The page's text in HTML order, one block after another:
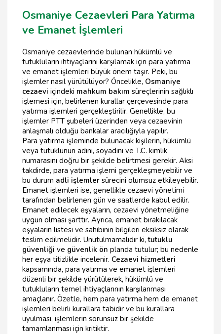
Osmaniye Cezaevleri Para Yatırma
ve Emanet İşlemleri
Osmaniye cezaevlerinde bulunan hükümlü ve
tutukluların ihtiyaçlarını karşılamak için para yatırma
ve emanet işlemleri büyük önem taşır. Peki, bu
işlemler nasıl yürütülüyor? Öncelikle, Osmaniye
cezaevi içindeki mahkum bakım süreçlerinin sağlıklı
işlemesi için, belirlenen kurallar çerçevesinde para
yatırma işlemleri gerçekleştirilir. Genellikle, bu
işlemler PTT şubeleri üzerinden veya cezaevinin
anlaşmalı olduğu bankalar aracılığıyla yapılır.
Para yatırma işleminde bulunacak kişilerin, hükümlü
veya tutuklunun adını, soyadını ve T.C. kimlik
numarasını doğru bir şekilde belirtmesi gerekir. Aksi
takdirde, para yatırma işlemi gerçekleşmeyebilir ve
bu durum adli işlemler sürecini olumsuz etkileyebilir.
Emanet işlemleri ise, genellikle cezaevi yönetimi
tarafından belirlenen gün ve saatlerde kabul edilir.
Emanet edilecek eşyaların, cezaevi yönetmeliğine
uygun olması şarttır. Ayrıca, emanet bırakılacak
eşyaların listesi ve sahibinin bilgileri eksiksiz olarak
teslim edilmelidir. Unutulmamalıdır ki,tutuklu
güvenliği ve güvenlik ön planda tutulur; bu nedenle
her eşya titizlikle incelenir. Cezaevi hizmetleri
kapsamında, para yatırma ve emanet işlemleri
düzenli bir şekilde yürütülerek, hükümlü ve
tutukluların temel ihtiyaçlarının karşılanması
amaçlanır. Özetle, hem para yatırma hem de emanet
işlemleri belirli kurallara tabidir ve bu kurallara
uyulması, işlemlerin sorunsuz bir şekilde
tamamlanması için kritiktir.